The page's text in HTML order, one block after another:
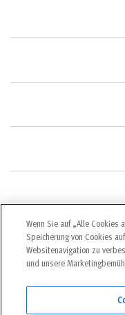
Wenn Sie auf „Alle
Speicherung von Cookies
Websitenavigation zu
und unsere